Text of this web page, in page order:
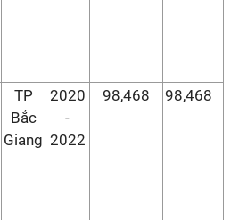
TP
Bắc
Giang
2020
-
2022
98,468 98,468